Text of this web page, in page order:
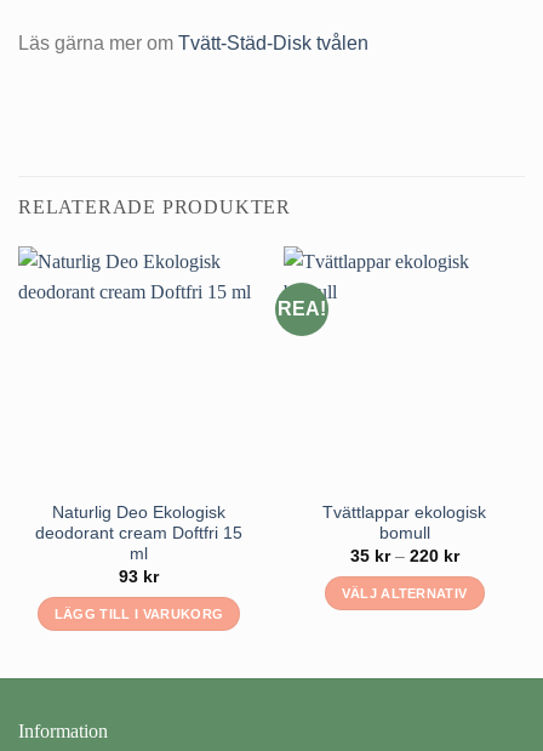
Läs gärna mer om Tvätt-Städ-Disk tvålen
RELATERADE PRODUKTER
Naturlig Deo Ekologisk
deodorant cream Doftfri 15
ml
93 kr
LÄGG TILL I VARUKORG
REA!
Tvättlappar ekologisk
bomull
35 kr – 220 kr
till
220 kr
VÄLJ ALTERNATIV
Information